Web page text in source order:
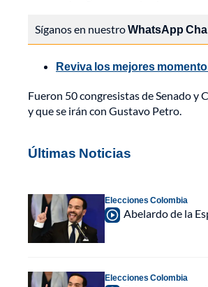
Síganos en nuestroWhatsApp
Reviva los mejores
Fueron 50 congresistas de Senado y
y que se irán con Gustavo Petro.
Últimas Noticias
Elecciones Colombia
Abelardo de la
Elecciones Colombia